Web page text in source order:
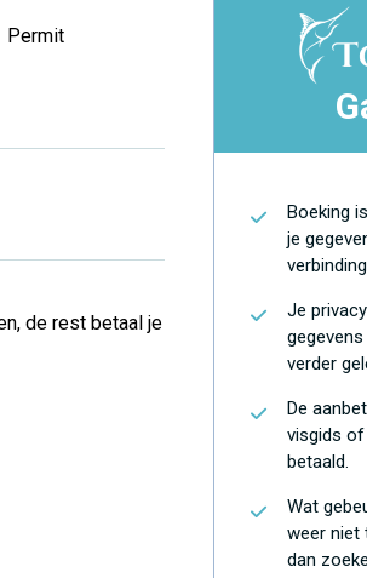
Permit
de rest betaal je
Boeking
je
Je
verder
De
visgids
betaald.
Wat
weer niet
dan